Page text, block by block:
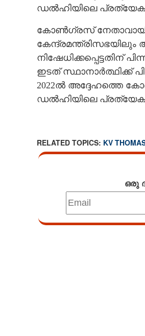
ഡൽഹിയിലെ പ്രത്യേക
കോൺഗ്രസ്
ഇടത്
2022ൽ അദ്ദേഹത്തെ
ഡൽഹിയിലെ പ്രത്യേക
RELATED TOPICS: KV
ഒരു